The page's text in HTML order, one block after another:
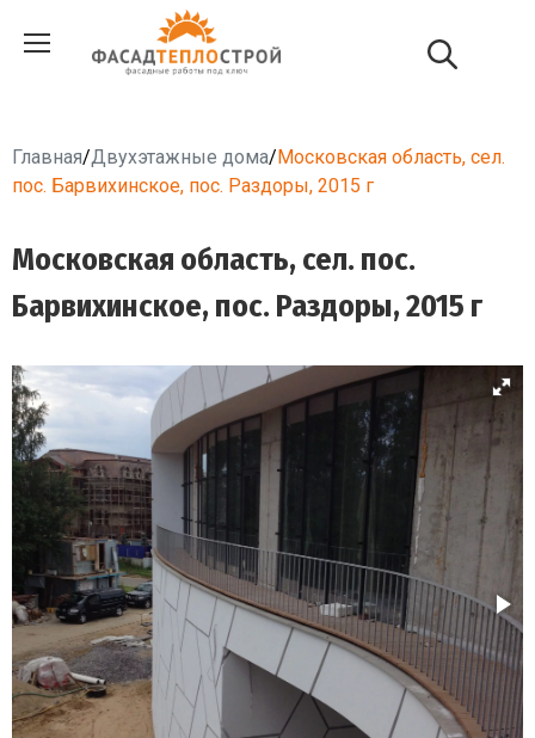
Главная/Двухэтажные дома/Московская область, сел.
пос. Барвихинское, пос. Раздоры, 2015 г
Московская область, сел. пос.
Барвихинское, пос. Раздоры, 2015 г